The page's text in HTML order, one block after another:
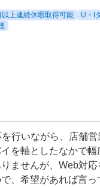
以上連続休暇取得可能
U・I
行いながら、店舗
を軸としたなかで幅
ませんが、Web対
、希望があれば言っ